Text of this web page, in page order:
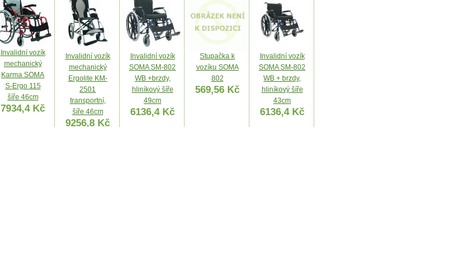
Invalidní vozík
mechanický
Karma SOMA
S-Ergo 115
šíře 46cm
7934,4 Kč
Invalidní vozík
mechanický
Ergolite KM-
2501
transportní,
šíře 46cm
9256,8 Kč
Invalidní vozík
SOMA SM-802
WB +brzdy,
hliníkový šíře
49cm
6136,4 Kč
Stupačka k
vozíku SOMA
802
569,56 Kč
Invalidní vozík
SOMA SM-802
WB + brzdy,
hliníkový šíře
43cm
6136,4 Kč